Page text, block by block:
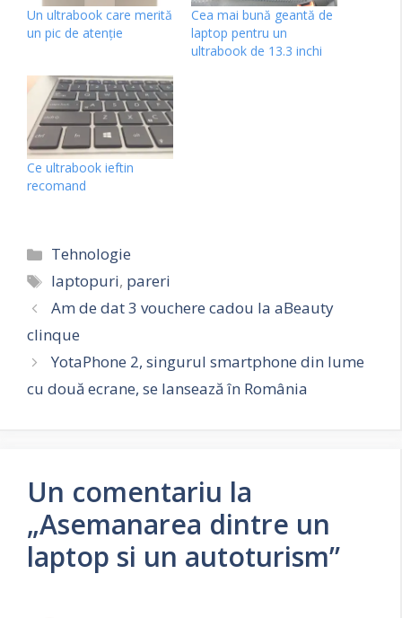
Un ultrabook care merită
un pic de atenție
Cea mai bună geantă de
laptop pentru un
ultrabook de 13.3 inchi
Ce ultrabook ieftin
recomand
Categorii
Tehnologie
Etichete
laptopuri, pareri
Am de dat 3 vouchere cadou la aBeauty
clinque
YotaPhone 2, singurul smartphone din lume
cu două ecrane, se lansează în România
Un comentariu la
„Asemanarea dintre un
laptop si un autoturism”